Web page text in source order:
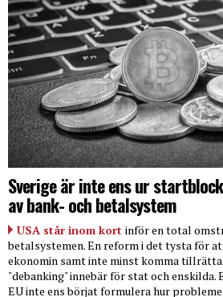
Sverige är inte ens ur
av bank- och betalsystem
USA står inom kort inför en total
betalsystemen. En reform i det tysta för
ekonomin samt inte minst komma
"debanking" innebär för stat och enskilda.
EU inte ens börjat formulera hur